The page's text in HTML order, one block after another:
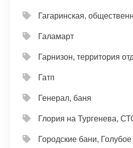
Гагаринская,
Галамарт
Гарнизон, территория
Гатп
Генерал, баня
Глория на Тургенева,
Городские бани,